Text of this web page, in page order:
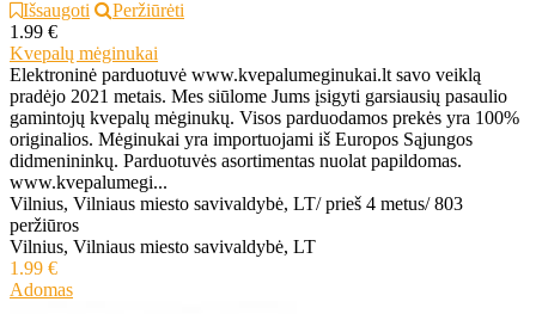
Išsaugoti
Peržiūrėti
1.99 €
Kvepalų mėginukai
Elektroninė parduotuvė www.kvepalumeginukai.lt savo veiklą
pradėjo 2021 metais. Mes siūlome Jums įsigyti garsiausių pasaulio
gamintojų kvepalų mėginukų. Visos parduodamos prekės yra 100%
originalios. Mėginukai yra importuojami iš Europos Sąjungos
didmenininkų. Parduotuvės asortimentas nuolat papildomas.
www.kvepalumegi...
Vilnius, Vilniaus miesto savivaldybė, LT/ prieš 4 metus/ 803
peržiūros
Vilnius, Vilniaus miesto savivaldybė, LT
1.99 €
Adomas